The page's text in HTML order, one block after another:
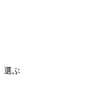
選ぶ